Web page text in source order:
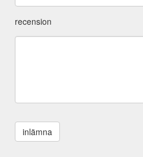
recension